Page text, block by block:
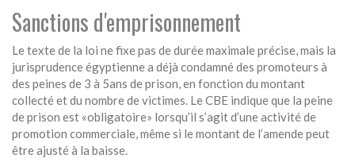
Sanctions d'emprisonnement
Le texte de la loi ne fixe pas de durée maximale précise, mais la
jurisprudence égyptienne a déjà condamné des promoteurs à
des peines de 3 à 5ans de prison, en fonction du montant
collecté et du nombre de victimes. Le CBE indique que la peine
de prison est «obligatoire» lorsqu’il s’agit d’une activité de
promotion commerciale, même si le montant de l’amende peut
être ajusté à la baisse.